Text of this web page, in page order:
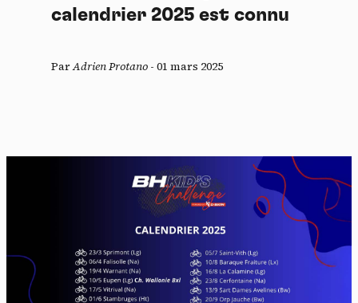
calendrier 2025 est connu
ParAdrien Protano - 01 mars 2025